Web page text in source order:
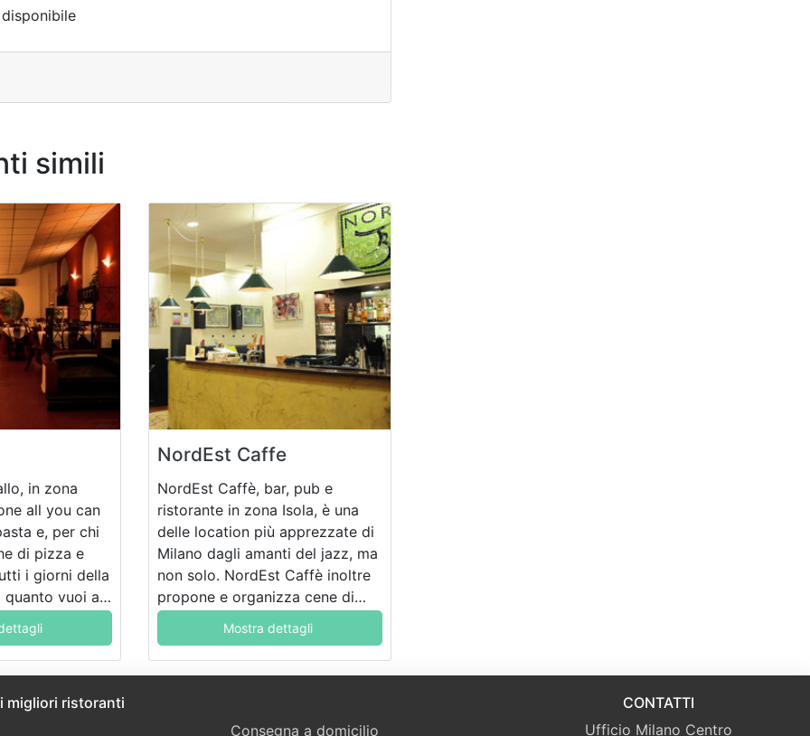
simili
in zona
all you can
e, per chi
di pizza e
i giorni della
quanto vuoi ad
tutto in un
e allegro.
NordEst Caffe
NordEst Caffè, bar, pub e
ristorante in zona Isola, è una
delle location più apprezzate di
Milano dagli amanti del jazz, ma
non solo. NordEst Caffè inoltre
propone e organizza cene di
degustazione, eventi e serate
sempre diverse.
Mostra dettagli
migliori ristoranti
Consegna a domicilio
CONTATTI
Ufficio Milano Centro